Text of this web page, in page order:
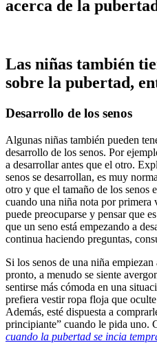
acerca de la
Las niñas también
sobre la pubertad,
Desarrollo de los senos
Algunas niñas también pueden
desarrollo de los senos. Por
a desarrollar antes que el otro.
senos se desarrollan, es muy
otro y que el tamaño de los senos
cuando una niña nota por primera
puede preocuparse y pensar que
que un seno está empezando a
continua haciendo preguntas,
Si los senos de una niña
pronto, a menudo se siente
sentirse más cómoda en una
prefiera vestir ropa floja que
Además, esté dispuesta a
principiante” cuando le pida uno.
cuando la pubertad se incia